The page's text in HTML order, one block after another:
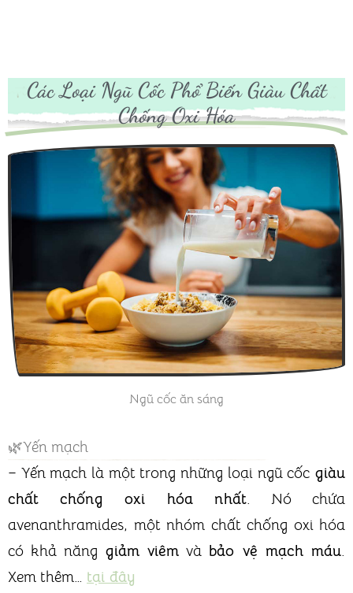
Các Loại Ngũ Cốc Phổ Biến Giàu Chất
Chống Oxi Hóa
Ngũ cốc ăn sáng
🌿Yến mạch
– Yến mạch là một trong những loại ngũ cốc giàu
chất chống oxi hóa nhất. Nó chứa
avenanthramides, một nhóm chất chống oxi hóa
có khả năng giảm viêmvà bảo vệ mạch máu.
Xem thêm… tại đây